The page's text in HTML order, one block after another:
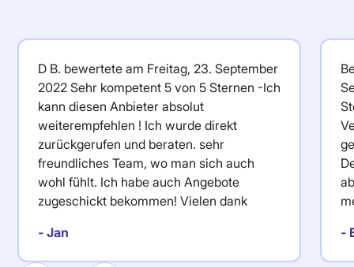
D B. bewertete am Freitag, 23. September
2022 Sehr kompetent 5 von 5 Sternen -Ich
kann diesen Anbieter absolut
weiterempfehlen ! Ich wurde direkt
zurückgerufen und beraten. sehr
freundliches Team, wo man sich auch
wohl fühlt. Ich habe auch Angebote
zugeschickt bekommen! Vielen dank
- Jan
-